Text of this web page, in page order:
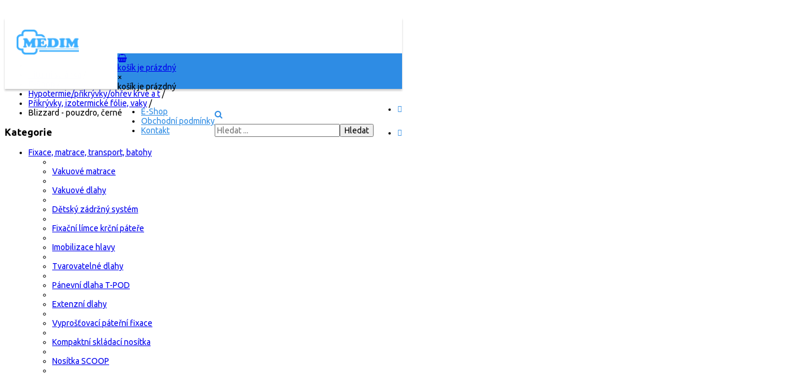
košík je prázdný
×
košík je prázdný
E-Shop
Obchodní podmínky
Kontakt
Hypotermie/přikrývky/ohřev krve a t/
Přikrývky, izotermické fólie, vaky /
Blizzard - pouzdro, černé
Kategorie
Fixace, matrace, transport, batohy
Vakuové matrace
Vakuové dlahy
Dětský zádržný systém
Fixační límce krční páteře
Imobilizace hlavy
Tvarovatelné dlahy
Pánevní dlaha T-POD
Extenzní dlahy
Vyprošťovací páteřní fixace
Kompaktní skládací nosítka
Nosítka SCOOP